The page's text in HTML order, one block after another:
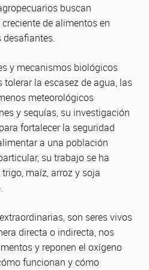
buscan
de alimentos en
y mecanismos biológicos
la escasez de agua, las
meteorológicos
y sequías, su investigación
fortalecer la seguridad
a una población
su trabajo se ha
maíz, arroz y soja
son seres vivos
directa o indirecta, nos
y reponen el oxígeno
funcionan y cómo